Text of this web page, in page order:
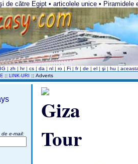
de către Egipt • articolele unice •
| zh | hr | cs | da | nl | ro | Fi | fr | de | el | şi | hu |
:: LINK-URI :: Adverts
e-mail: